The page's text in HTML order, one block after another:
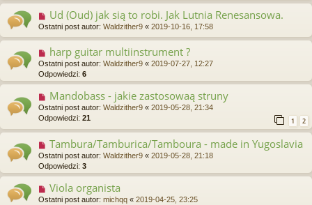
Ud (Oud) jak sią to robi. Jak Lutnia Renesansowa.
Ostatni post autor: Waldzither9 « 2019-10-16, 17:58
harp guitar multiinstrument ?
Ostatni post autor: Waldzither9 « 2019-07-27, 12:27
Odpowiedzi: 6
Mandobass - jakie zastosowaą struny
Ostatni post autor: Waldzither9 « 2019-05-28, 21:34
Odpowiedzi: 21 1 2
Tambura/Tamburica/Tamboura - made in Yugoslavia
Ostatni post autor: Waldzither9 « 2019-05-28, 21:18
Odpowiedzi: 3
Viola organista
Ostatni post autor: michqq « 2019-04-25, 23:25